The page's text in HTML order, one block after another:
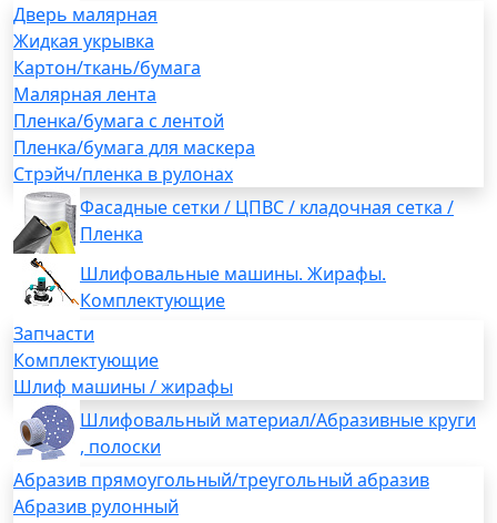
Дверь малярная
Жидкая укрывка
Картон/ткань/бумага
Малярная лента
Пленка/бумага с лентой
Пленка/бумага для маскера
Стрэйч/пленка в рулонах
Фасадные сетки / ЦПВС / кладочная сетка /
Пленка
Шлифовальные машины. Жирафы.
Комплектующие
Запчасти
Комплектующие
Шлиф машины / жирафы
Шлифовальный материал/Абразивные круги
, полоски
Абразив прямоугольный/треугольный абразив
Абразив рулонный